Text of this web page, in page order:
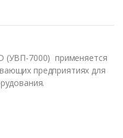
(УВП-7000) применяется
предприятиях для